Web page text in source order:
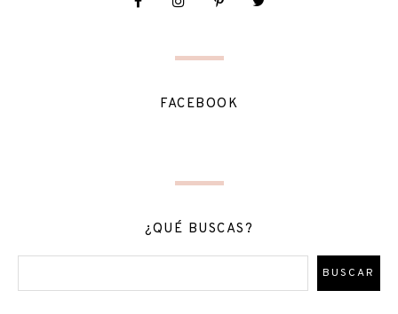
FACEBOOK
¿QUÉ BUSCAS?